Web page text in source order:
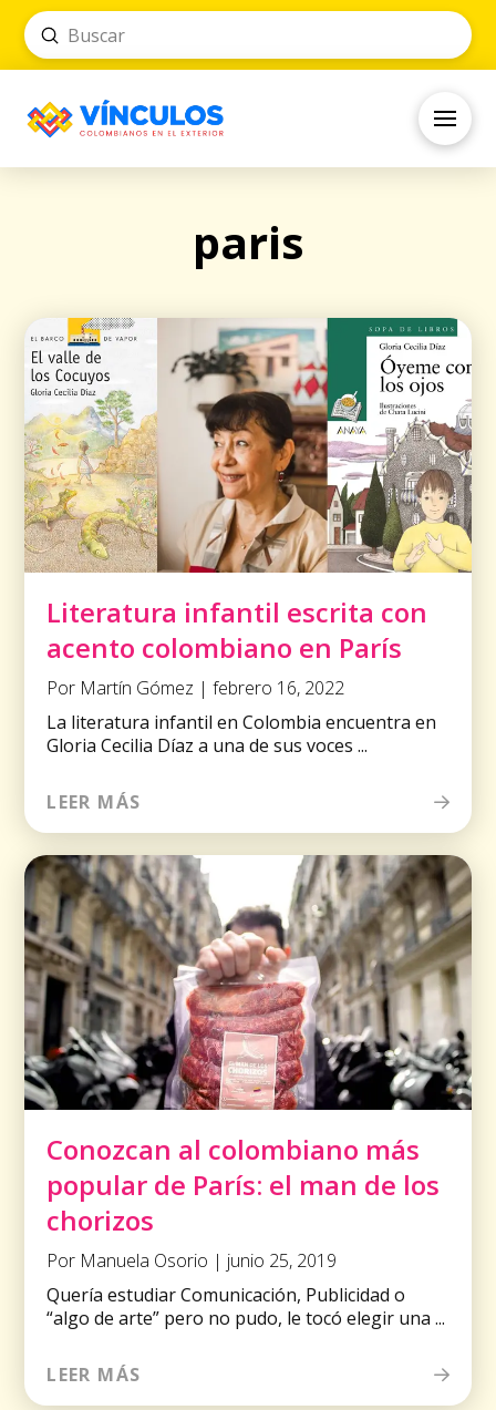
Search
Submit
paris
Literatura infantil escrita con
acento colombiano en París
Por Martín Gómez | febrero 16, 2022
La literatura infantil en Colombia encuentra en
Gloria Cecilia Díaz a una de sus voces ...
LEER MÁS
Conozcan al colombiano más
popular de París: el man de los
chorizos
Por Manuela Osorio | junio 25, 2019
Quería estudiar Comunicación, Publicidad o
“algo de arte” pero no pudo, le tocó elegir una ...
LEER MÁS